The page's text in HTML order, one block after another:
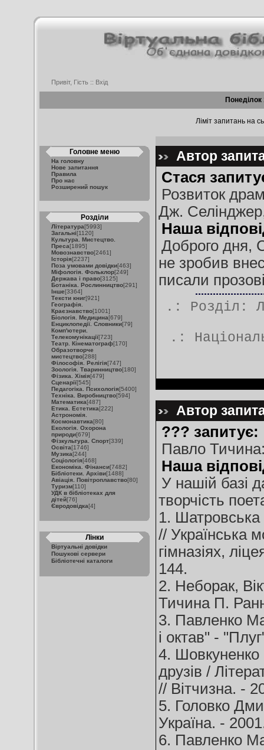
Привіт, Гість :: Вхід
Ліміт запитань на
Головне меню
На головну
Нове запитання
Правила
Про нас
Розширений пошук
Розділи
Література[5993]
Загальні[1120]
Культура. Мистецтво.
Преса[1895]
Мовознавство[2461]
Історія[2237]
Поза умовами довідки[463]
Міфологія. Фольклор[249]
Держава і право[3125]
Ботаніка. Рослинництво[291]
Інше[3364]
Тексти книг[921]
Географія.
Краєзнавство[1001]
Біологія. Медицина[679]
Енциклопедії. Словники[79]
Комп'ютери.
Телекомунікації[723]
Театр. Кінематограф[170]
Образотворче
мистецтво[288]
Філософія. Релігія[747]
Зоологія. Тваринництво[180]
Фізика. Хімія[479]
Сценарії[545]
Педагогіка. Психологія[5400]
Техніка. Виробництво[594]
Математика[487]
Етика. Естетика[222]
Астрономія.
Космонавтика[80]
Екологія. Охорона
природи[679]
Фізкультура. Спорт[339]
Освіта[1746]
Музика[244]
Соціологія[468]
Економіка. Фінанси[7482]
Бібліотеки. Архіви[1488]
Авіація. Повітроплавство[80]
Туризм[110]
УДК в бібліотеках для
дітей[76]
Євродовідка[4]
Лінки
Віртуальні довідки
Пошукові сервери
Бібліотечні каталоги
Автор
Стася
Розвиток
Дж.
Наша
Доброго дня,
не зробив
писали
.: Розділ:
.:
Автор
??? запитує:
Павло
Наша
У нашій базі
творчість
1. Шатровська
// Українська
гімназіях,
144.
2. Неборак,
Тичина П.
3. Павленко
і октав" -
4. Шовкуненко
друзів /
// Вітчизна. -
5. Головко
Україна. -
6. Павленко